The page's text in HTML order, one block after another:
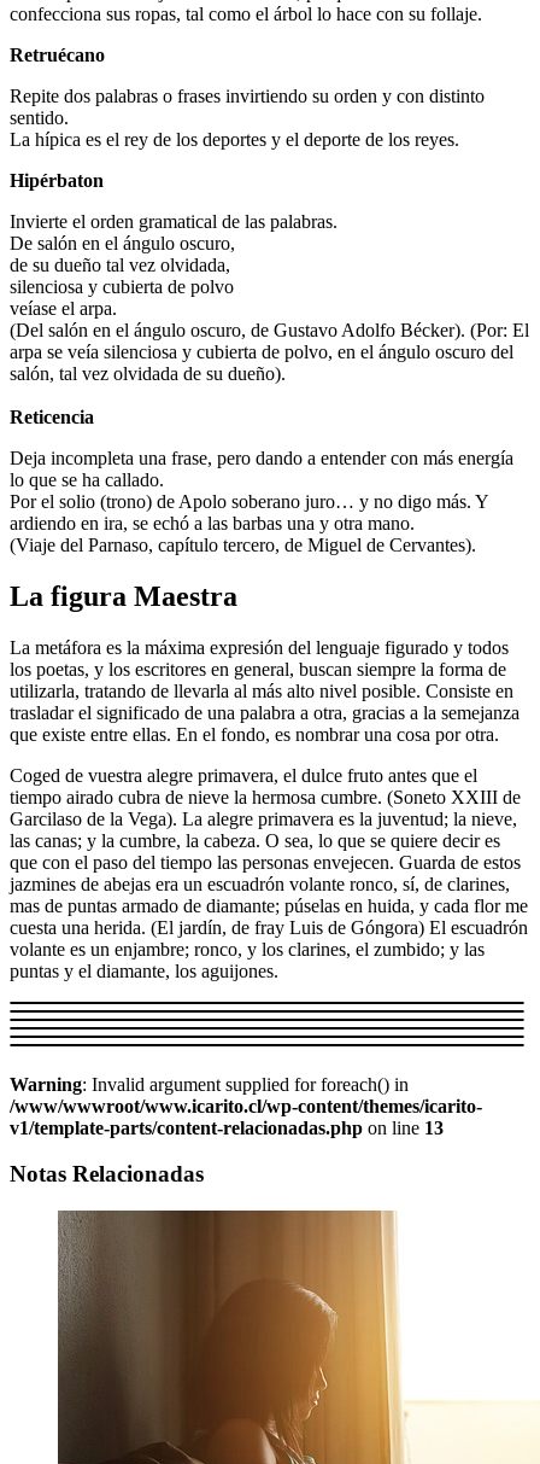
confecciona sus ropas, tal como el árbol lo hace con su follaje.
Retruécano
Repite dos palabras o frases invirtiendo su orden y con distinto
sentido.
La hípica es el rey de los deportes y el deporte de los reyes.
Hipérbaton
Invierte el orden gramatical de las palabras.
De salón en el ángulo oscuro,
de su dueño tal vez olvidada,
silenciosa y cubierta de polvo
veíase el arpa.
(Del salón en el ángulo oscuro, de Gustavo Adolfo Bécker). (Por: El
arpa se veía silenciosa y cubierta de polvo, en el ángulo oscuro del
salón, tal vez olvidada de su dueño).
Reticencia
Deja incompleta una frase, pero dando a entender con más energía
lo que se ha callado.
Por el solio (trono) de Apolo soberano juro… y no digo más. Y
ardiendo en ira, se echó a las barbas una y otra mano.
(Viaje del Parnaso, capítulo tercero, de Miguel de Cervantes).
La figura Maestra
La metáfora es la máxima expresión del lenguaje figurado y todos
los poetas, y los escritores en general, buscan siempre la forma de
utilizarla, tratando de llevarla al más alto nivel posible. Consiste en
trasladar el significado de una palabra a otra, gracias a la semejanza
que existe entre ellas. En el fondo, es nombrar una cosa por otra.
Coged de vuestra alegre primavera, el dulce fruto antes que el
tiempo airado cubra de nieve la hermosa cumbre. (Soneto XXIII de
Garcilaso de la Vega). La alegre primavera es la juventud; la nieve,
las canas; y la cumbre, la cabeza. O sea, lo que se quiere decir es
que con el paso del tiempo las personas envejecen. Guarda de estos
jazmines de abejas era un escuadrón volante ronco, sí, de clarines,
mas de puntas armado de diamante; púselas en huida, y cada flor me
cuesta una herida. (El jardín, de fray Luis de Góngora) El escuadrón
volante es un enjambre; ronco, y los clarines, el zumbido; y las
puntas y el diamante, los aguijones.
Warning: Invalid argument supplied for foreach() in
/www/wwwroot/www.icarito.cl/wp-content/themes/icarito-
v1/template-parts/content-relacionadas.php on line 13
Notas Relacionadas